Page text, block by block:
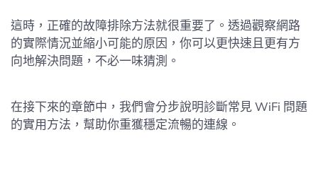
這時，正確的故障排除方法就很重要了。透過觀察網路
的實際情況並縮小可能的原因，你可以更快速且更有方
向地解決問題，不必一味猜測。
在接下來的章節中，我們會分步說明診斷常見 WiFi 問題
的實用方法，幫助你重獲穩定流暢的連線。